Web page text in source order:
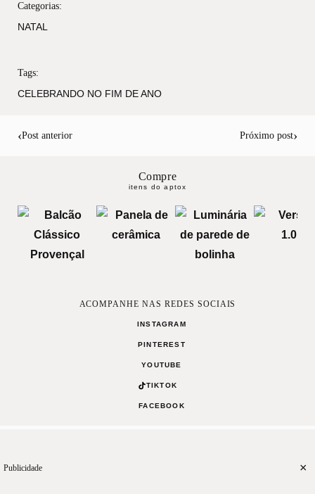
Categorias:
NATAL
Tags:
CELEBRANDO NO FIM DE ANO
‹Post anterior Próximo post›
Compre
itens do aptox
ACOMPANHE NAS REDES SOCIAIS
INSTAGRAM
PINTEREST
YOUTUBE
TIKTOK
FACEBOOK
Publicidade ×